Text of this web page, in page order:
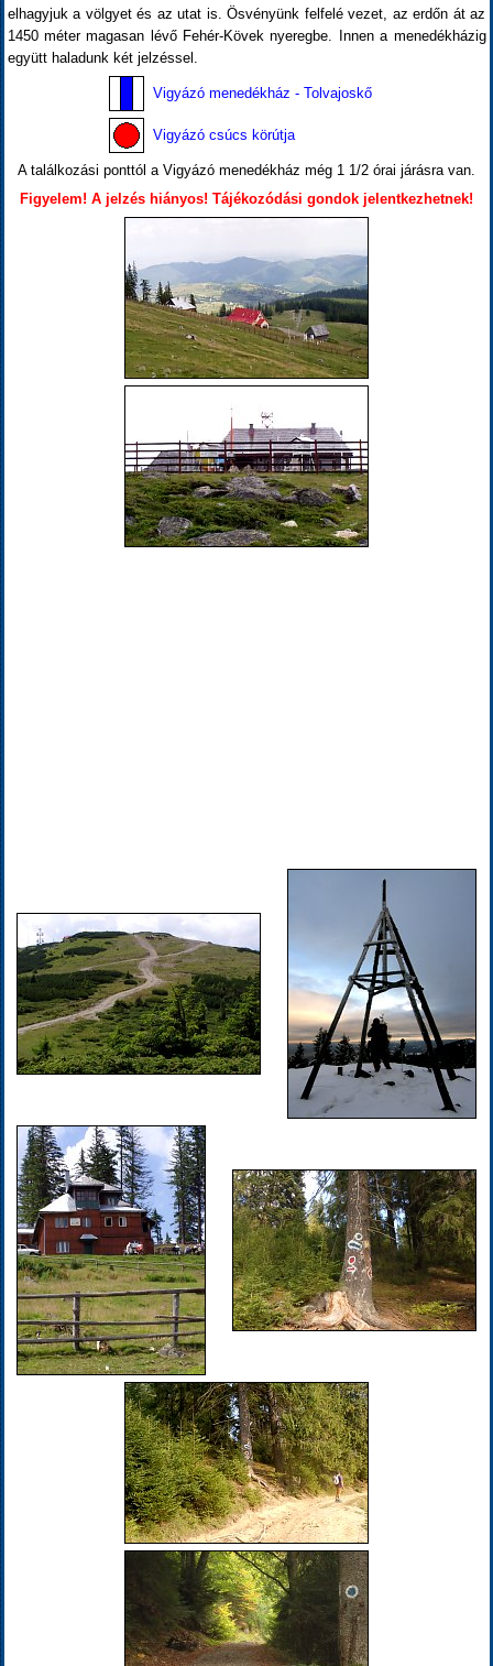
elhagyjuk a völgyet és az utat is. Ösvényünk felfelé vezet, az erdőn át az
1450 méter magasan lévő Fehér-Kövek nyeregbe. Innen a menedékházig
együtt haladunk két jelzéssel.
Vigyázó menedékház - Tolvajoskő
Vigyázó csúcs körútja
A találkozási ponttól a Vigyázó menedékház még 1 1/2 órai járásra van.
Figyelem! A jelzés hiányos! Tájékozódási gondok jelentkezhetnek!